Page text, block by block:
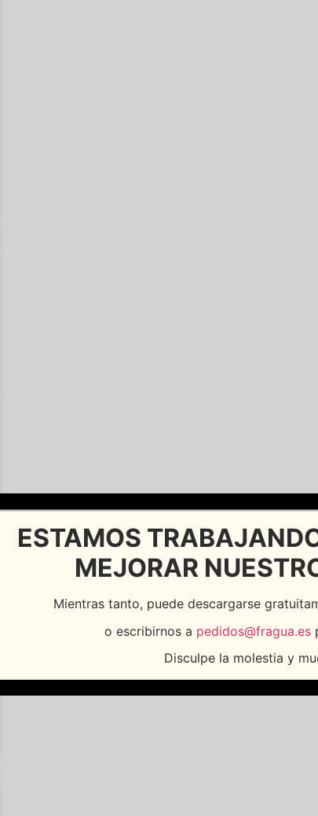
ESTAMOS
MEJORAR
Mientras tanto, puede descargarse
o escribirnos a pedidos@fragua.es
Disculpe la molestia y